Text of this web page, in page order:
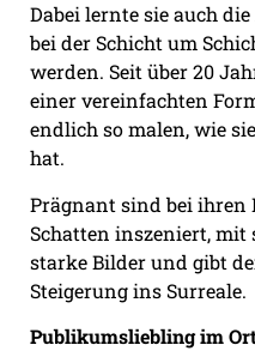
Dabei lernte sie auch
bei der Schicht um
werden. Seit über 20
einer vereinfachten
endlich so malen, wie
hat.
Prägnant sind bei
Schatten inszeniert, mit
starke Bilder und gibt
Steigerung ins Surreale.
Publikumsliebling im